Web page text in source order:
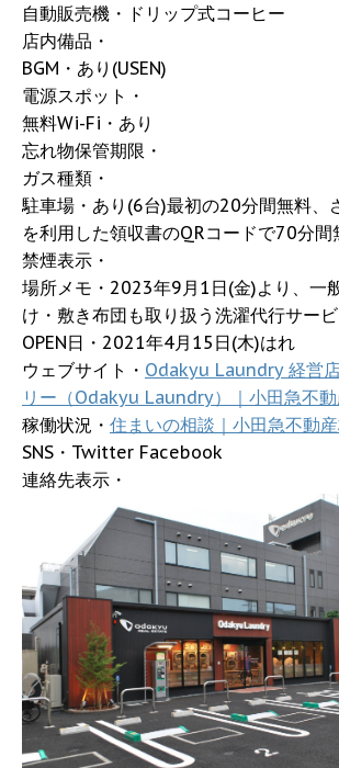
自動販売機・ドリップ式コーヒー
店内備品・
BGM・あり(USEN)
電源スポット・
無料Wi-Fi・あり
忘れ物保管期限・
ガス種類・
駐車場・あり(6台)最初の20分間無料、
を利用した領収書のQRコードで70分間
禁煙表示・
場所メモ・2023年9月1日(金)より、一
け・敷き布団も取り扱う洗濯代行サービ
OPEN日・2021年4月15日(木)はれ
ウェブサイト・ Odakyu Laundry 経営
リー（Odakyu Laundry）｜小田急不
稼働状況・ 住まいの相談｜小田急不動
SNS・Twitter Facebook
連絡先表示・